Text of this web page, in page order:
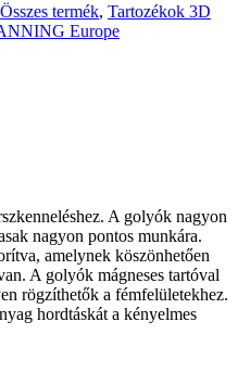
Összes termék, Tartozékok 3D
Europe
A golyók nagyon
nagyon pontos munkára.
amelynek köszönhetően
A golyók mágneses tartóval
rögzíthetők a fémfelületekhez.
hordtáskát a kényelmes